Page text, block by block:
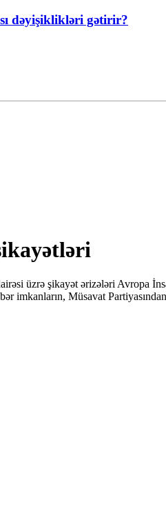
dəyişiklikləri gətirir?
üzrə şikayət ərizələri Avropa
imkanların, Müsavat